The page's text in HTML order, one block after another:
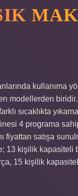
kullanıma
modellerden
sıcaklıkta
4 programa
satışa
13 kişilik
15 kişilik